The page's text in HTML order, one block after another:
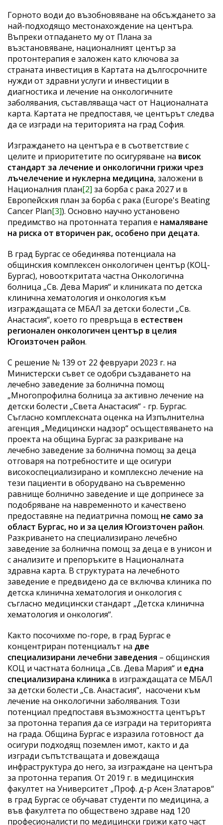
Горното води до възобновяване на обсъждането за
най-подходящо местонахождение на центъра.
Въпреки отпадането му от Плана за
възстановяване, националният център за
протонтерапия е заложен като ключова за
страната инвестиция в Картата на дългосрочните
нужди от здравни услуги и инвестиции в
диагностика и лечение на онкологичните
заболявания, съставляваща част от Националната
карта. Картата не предпоставя, че центърът следва
да се изгради на територията на град София.
Изграждането на центъра е в съответствие с
целите и приоритетите по осигуряване на висок
стандарт за лечение и онкологични грижи чрез
лъчелечение и нуклерна медицина, заложени в
Националния план[2] за борба с рака 2027 и в
Европейския план за борба с рака (Europe's Beating
Cancer Plan[3]). Основно научно установено
предимство на протонната терапия е намаляване
на риска от вторичен рак, особено при децата.
В град Бургас се обединява потенциала на
общинския комплексен онкологичен център (КОЦ-
Бургас), новооткритата частна Онкологична
болница „Св. Дева Мария“ и клиниката по детска
клинична хематология и онкология към
изграждащата се МБАЛ за детски болести „Св.
Анастасия“, което го превръща в естествен
регионален онкологичен център в целия
Югоизточен район.
С решение № 139 от 22 февруари 2023 г. на
Министерски съвет се одобри създаването на
лечебно заведение за болнична помощ
„Многопрофилна болница за активно лечение на
детски болести „Света Анастасия“ - гр. Бургас.
Съгласно комплексната оценка на Изпълнителна
агенция „Медицински надзор“ осъществяването на
проекта на община Бургас за разкриване на
лечебно заведение за болнична помощ за деца
отговаря на потребностите и ще осигури
високоспециализирано и комплексно лечение на
тези пациенти в оборудвано на съвременно
равнище болнично заведение и ще допринесе за
подобряване на навременното и качествено
предоставяне на педиатрична помощ не само за
област Бургас, но и за целия Югоизточен район.
Разкриването на специализирано лечебно
заведение за болнична помощ за деца е в унисон и
с анализите и препоръките в Националната
здравна карта. В структурата на лечебното
заведение е предвидено да се включва клиника по
детска клинична хематология и онкология с
съгласно медицински стандарт „Детска клинична
хематология и онкология“.
Както посочихме по-горе, в град Бургас е
концентриран потенциалът на две
специализирани лечебни заведения – общинския
КОЦ и частната болница „Св. Дева Мария“ и една
специализирана клиника в изграждащата се МБАЛ
за детски болести „Св. Анастасия“, насочени към
лечение на онкологични заболявания. Този
потенциал предпоставя възможността центърът
за протонна терапия да се изгради на територията
на града. Община Бургас е изразила готовност да
осигури подходящ поземлен имот, както и да
изгради съпътстващата и довеждаща
инфраструктура до него, за изграждане на центъра
за протонна терапия. От 2019 г. в медицинския
факултет на Университет „Проф. д-р Асен Златаров“
в град Бургас се обучават студенти по медицина, а
във факултета по обществено здраве над 120
професионалисти по медицински грижи като част